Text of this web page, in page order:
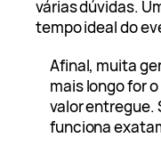
várias dúvidas.
tempo ideal do
Afinal, muita
mais longo for
valor entregue.
funciona